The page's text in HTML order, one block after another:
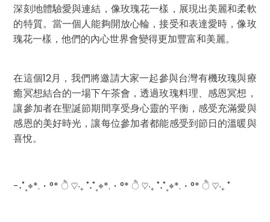
深刻地體驗愛與連結，像玫瑰花一樣，展現出美麗和柔軟
的特質。當一個人能夠開放心輪，接受和表達愛時，像玫
瑰花一樣，他們的內心世界會變得更加豐富和美麗。
在這個12月，我們將邀請大家一起參與台灣有機玫瑰與療
癒冥想結合的一場下午茶會，透過玫瑰料理、感恩冥想，
讓參加者在聖誕節期間享受身心靈的平衡，感受充滿愛與
感恩的美好時光，讓每位參加者都能感受到節日的溫暖與
喜悅。
-˖˚˳⌖*.・°* ੈ ♡‧₊ ˚˖˚˳⌖*.・°* ੈ ♡‧₊ ˚˖˚˳⌖*.・°* ੈ ♡‧₊ ˚